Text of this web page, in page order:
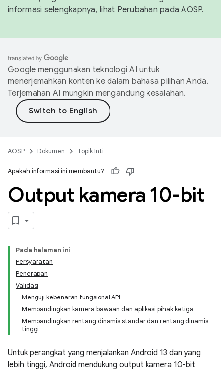
informasi selengkapnya, lihat Perubahan pada AOSP.
Google menggunakan teknologi AI untuk
menerjemahkan konten ke dalam bahasa pilihan Anda.
Terjemahan AI mungkin mengandung kesalahan.
AOSP Dokumen Topik Inti
Apakah informasi ini membantu?
Output kamera 10-bit
Pada halaman ini
Persyaratan
Penerapan
Validasi
Menguji kebenaran fungsional API
Membandingkan kamera bawaan dan aplikasi pihak ketiga
Membandingkan rentang dinamis standar dan rentang dinamis
tinggi
Untuk perangkat yang menjalankan Android 13 dan yang
lebih tinggi, Android mendukung output kamera 10-bit